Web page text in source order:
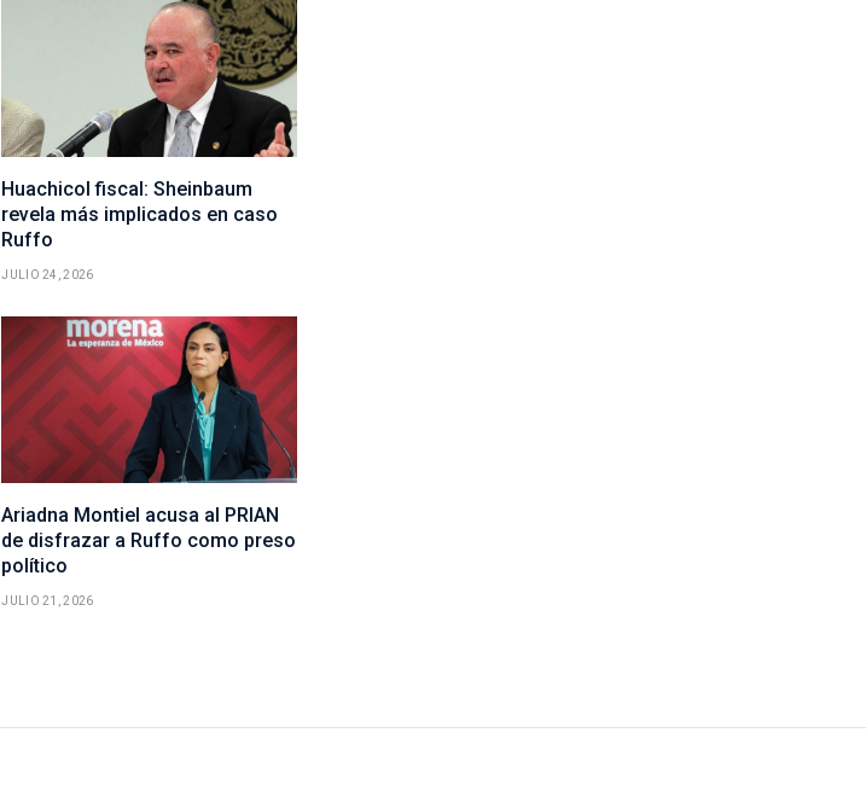
Huachicol fiscal: Sheinbaum
revela más implicados en caso
Ruffo
JULIO 24, 2026
Ariadna Montiel acusa al PRIAN
de disfrazar a Ruffo como preso
político
JULIO 21, 2026